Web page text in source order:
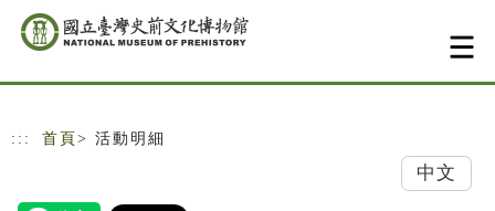
跳到主要內容
網站導覽
::: 首頁 > 活動明細
中文